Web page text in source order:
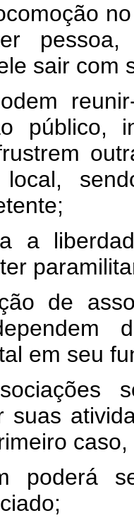
sair com
público,
a
de
em seu
suas
poderá